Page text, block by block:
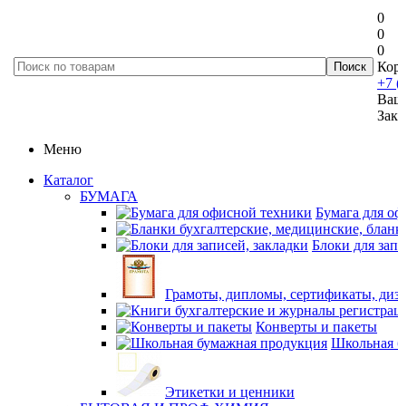
0
0
0
+7
Меню
Каталог
БУМАГА
Бумага для
Блоки для
Грамоты, дипломы, сертификаты,
Конверты и пакеты
Школьная
Этикетки и ценники